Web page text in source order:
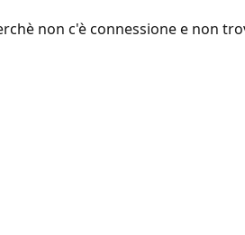
non c'è connessione e non